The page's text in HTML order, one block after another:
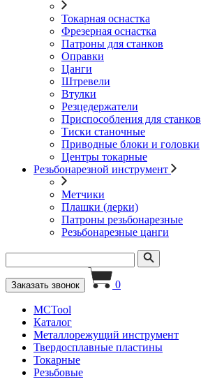
Токарная оснастка
Фрезерная оснастка
Патроны для станков
Оправки
Цанги
Штревели
Втулки
Резцедержатели
Приспособления для станков
Тиски станочные
Приводные блоки и головки
Центры токарные
Резьбонарезной инструмент
Метчики
Плашки (лерки)
Патроны резьбонарезные
Резьбонарезные цанги
Заказать звонок 0
MCTool
Каталог
Металлорежущий инструмент
Твердосплавные пластины
Токарные
Резьбовые